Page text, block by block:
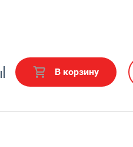
В корзину